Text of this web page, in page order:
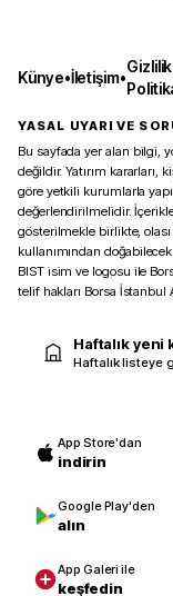
Künye•İletişim•
YASAL UYARI VE
Bu sayfada yer alan bilgi,
değildir. Yatırım
göre yetkili kurumlarla
değerlendirilmelidir.
gösterilmekle birlikte,
kullanımından
BIST isim ve logosu ile
telif hakları Borsa İstanbul
Haftalık
Haftalık listeye
App Store'dan
indirin
Google Play'den
alın
App Galeri ile
keşfedin